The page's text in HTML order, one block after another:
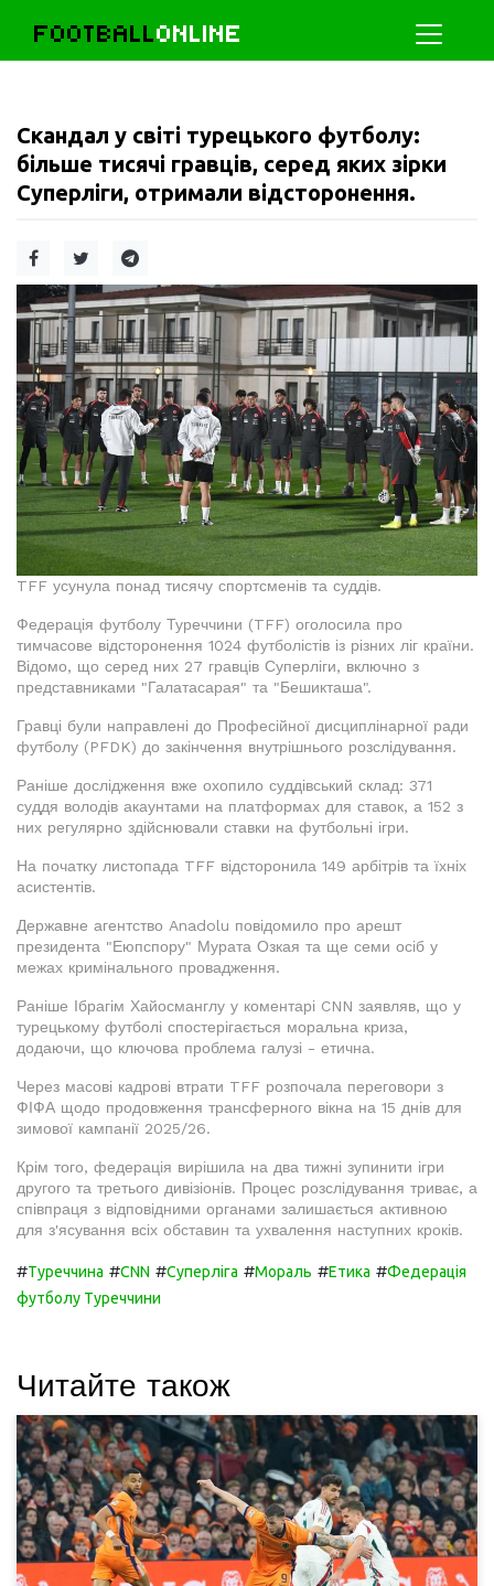
FOOTBALLONLINE
Скандал у світі турецького футболу:
більше тисячі гравців, серед яких зірки
Суперліги, отримали відсторонення.
TFF усунула понад тисячу спортсменів та суддів.
Федерація футболу Туреччини (TFF) оголосила про
тимчасове відсторонення 1024 футболістів із різних ліг країни.
Відомо, що серед них 27 гравців Суперліги, включно з
представниками "Галатасарая" та "Бешикташа".
Гравці були направлені до Професійної дисциплінарної ради
футболу (PFDK) до закінчення внутрішнього розслідування.
Раніше дослідження вже охопило суддівський склад: 371
суддя володів акаунтами на платформах для ставок, а 152 з
них регулярно здійснювали ставки на футбольні ігри.
На початку листопада TFF відсторонила 149 арбітрів та їхніх
асистентів.
Державне агентство Anadolu повідомило про арешт
президента "Еюпспору" Мурата Озкая та ще семи осіб у
межах кримінального провадження.
Раніше Ібрагім Хайосманглу у коментарі CNN заявляв, що у
турецькому футболі спостерігається моральна криза,
додаючи, що ключова проблема галузі - етична.
Через масові кадрові втрати TFF розпочала переговори з
ФІФА щодо продовження трансферного вікна на 15 днів для
зимової кампанії 2025/26.
Крім того, федерація вирішила на два тижні зупинити ігри
другого та третього дивізіонів. Процес розслідування триває, а
співпраця з відповідними органами залишається активною
для з'ясування всіх обставин та ухвалення наступних кроків.
#Туреччина #CNN #Суперліга #Мораль #Етика #Федерація
футболу Туреччини
Читайте також